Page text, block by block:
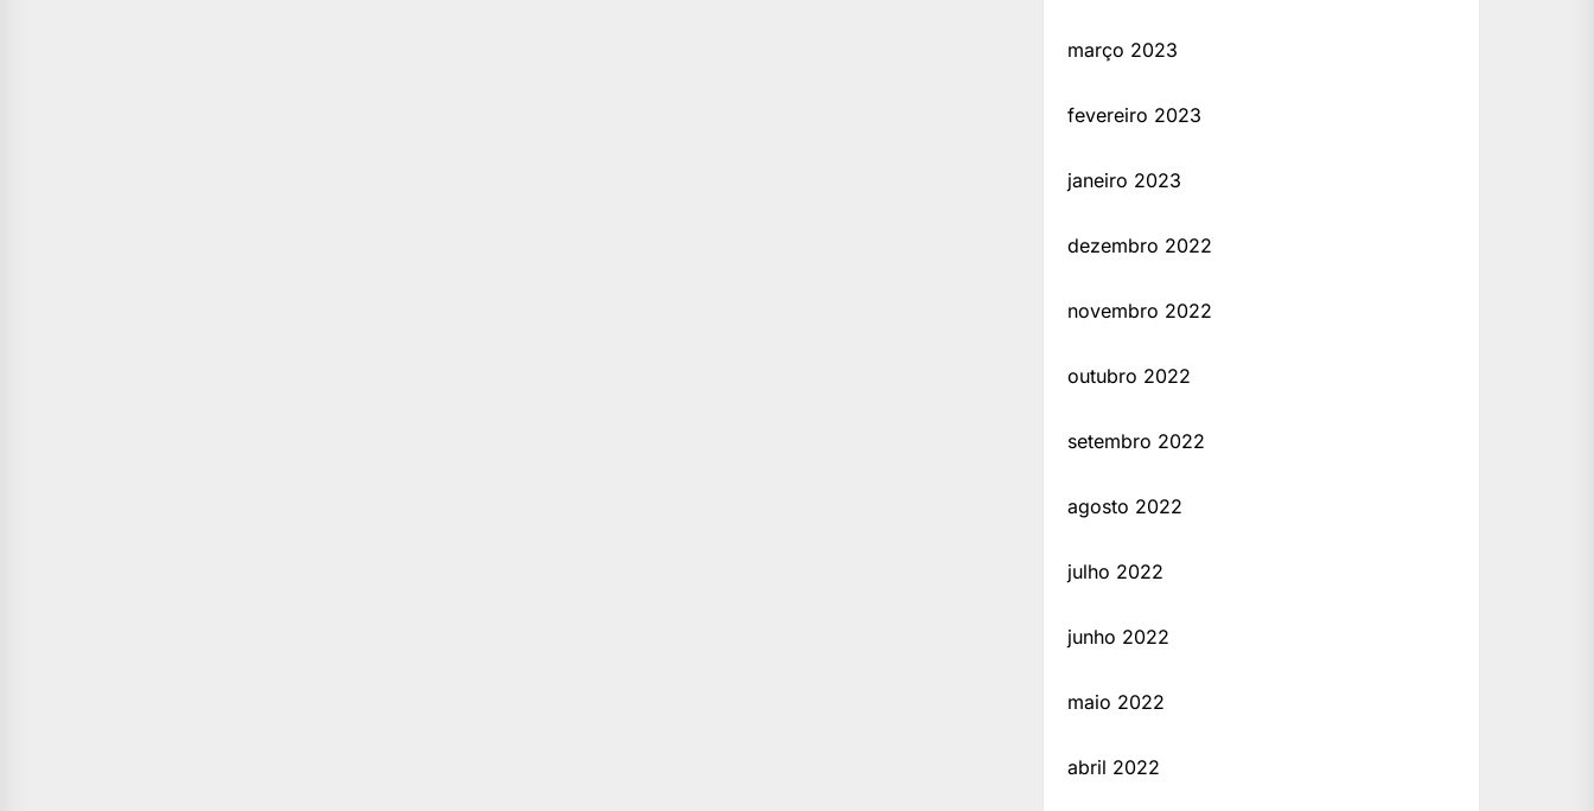
março 2023
fevereiro 2023
janeiro 2023
dezembro 2022
novembro 2022
outubro 2022
setembro 2022
agosto 2022
julho 2022
junho 2022
maio 2022
abril 2022